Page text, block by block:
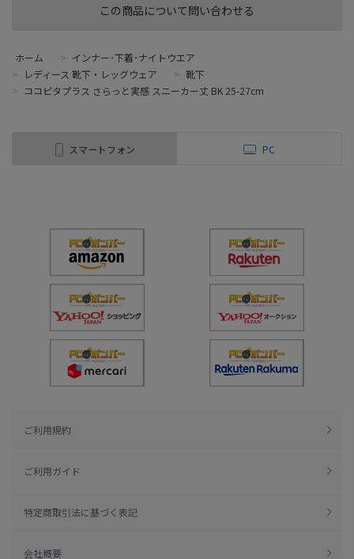
この商品について問い合わせる
ホーム > インナー･下着･ナイトウエア
>
レディース 靴下・レッグウェア > 靴下
> ココピタプラス さらっと実感 スニーカー丈 BK 25-27cm
スマートフォン PC
ご利用規約
ご利用ガイド
特定商取引法に基づく表記
会社概要